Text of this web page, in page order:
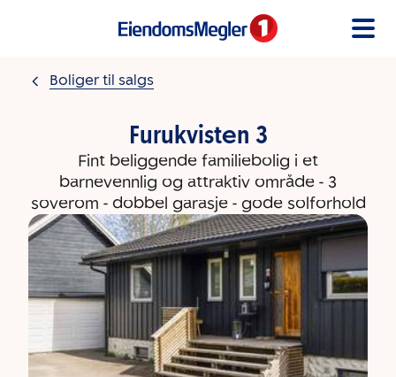
Boliger til salgs
Furukvisten 3
Fint beliggende familiebolig i et
barnevennlig og attraktiv område - 3
soverom - dobbel garasje - gode solforhold